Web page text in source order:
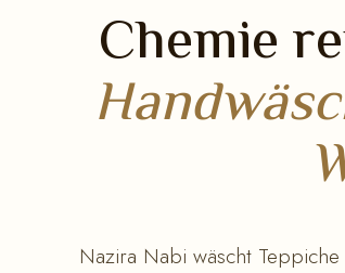
Chemie
Nazira Nabi wäscht